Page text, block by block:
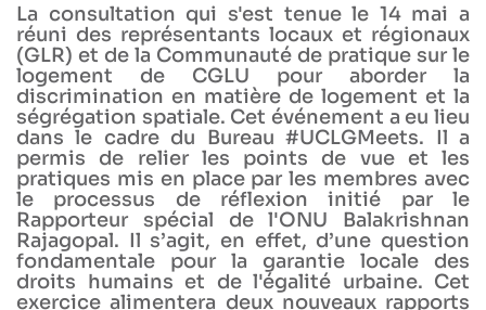
La consultation qui s'est tenue le 14 mai a
réuni des représentants locaux et régionaux
(GLR) et de la Communauté de pratique sur le
logement de CGLU pour aborder la
discrimination en matière de logement et la
ségrégation spatiale. Cet événement a eu lieu
dans le cadre du Bureau #UCLGMeets. Il a
permis de relier les points de vue et les
pratiques mis en place par les membres avec
le processus de réflexion initié par le
Rapporteur spécial de l'ONU Balakrishnan
Rajagopal. Il s’agit, en effet, d’une question
fondamentale pour la garantie locale des
droits humains et de l'égalité urbaine. Cet
exercice alimentera deux nouveaux rapports